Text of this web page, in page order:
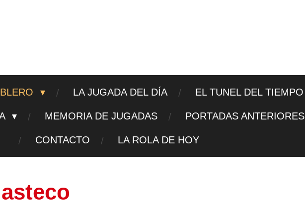
LA JUGADA DEL DÍA EL TUNEL DEL TIEMPO
MEMORIA DE JUGADAS PORTADAS ANTERIORES
CONTACTO LA ROLA DE HOY